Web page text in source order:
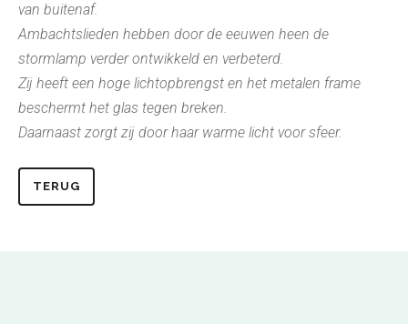
van buitenaf.
Ambachtslieden hebben door de eeuwen heen de
stormlamp verder ontwikkeld en verbeterd.
Zij heeft een hoge lichtopbrengst en het metalen frame
beschermt het glas tegen breken.
Daarnaast zorgt zij door haar warme licht voor sfeer.
TERUG